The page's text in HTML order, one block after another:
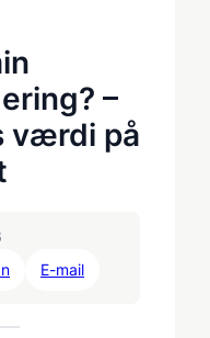
–
værdi på
E-mail